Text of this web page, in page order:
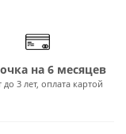
на 6 месяцев
до 3 лет, оплата картой